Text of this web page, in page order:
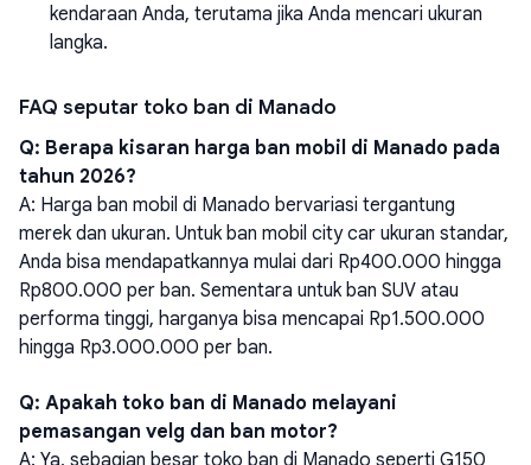
kendaraan Anda, terutama jika Anda mencari ukuran
langka.
FAQ seputar toko ban di Manado
Q: Berapa kisaran harga ban mobil di Manado pada
tahun 2026?
A: Harga ban mobil di Manado bervariasi tergantung
merek dan ukuran. Untuk ban mobil city car ukuran standar,
Anda bisa mendapatkannya mulai dari Rp400.000 hingga
Rp800.000 per ban. Sementara untuk ban SUV atau
performa tinggi, harganya bisa mencapai Rp1.500.000
hingga Rp3.000.000 per ban.
Q: Apakah toko ban di Manado melayani
pemasangan velg dan ban motor?
A: Ya, sebagian besar toko ban di Manado seperti G150